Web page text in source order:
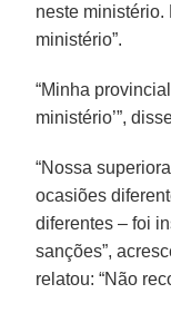
neste ministério.
ministério”.
“Minha
ministério’”,
“Nossa
ocasiões
diferentes – foi
sanções”,
relatou: “Não